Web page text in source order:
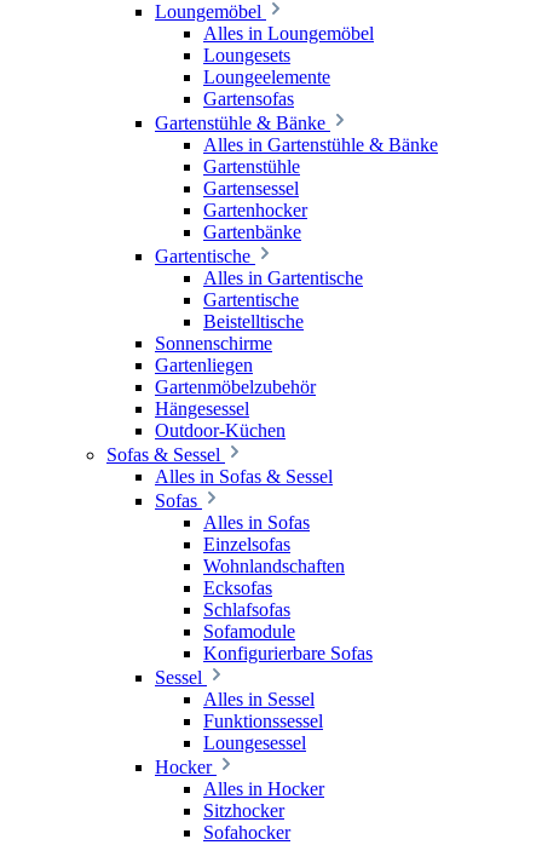
Loungemöbel
Alles in Loungemöbel
Loungesets
Loungeelemente
Gartensofas
Gartenstühle & Bänke
Alles in Gartenstühle & Bänke
Gartenstühle
Gartensessel
Gartenhocker
Gartenbänke
Gartentische
Alles in Gartentische
Gartentische
Beistelltische
Sonnenschirme
Gartenliegen
Gartenmöbelzubehör
Hängesessel
Outdoor-Küchen
Sofas & Sessel
Alles in Sofas & Sessel
Sofas
Alles in Sofas
Einzelsofas
Wohnlandschaften
Ecksofas
Schlafsofas
Sofamodule
Konfigurierbare Sofas
Sessel
Alles in Sessel
Funktionssessel
Loungesessel
Hocker
Alles in Hocker
Sitzhocker
Sofahocker